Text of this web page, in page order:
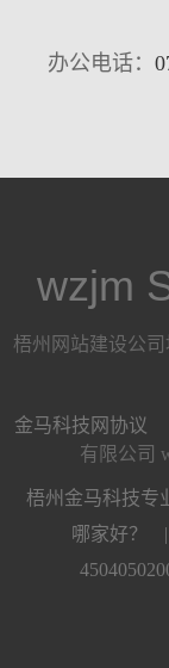
办公电话：
wzjm
梧州网站建设公
金马科技网协议
有限公司
梧州金马科技专
哪家好？
|